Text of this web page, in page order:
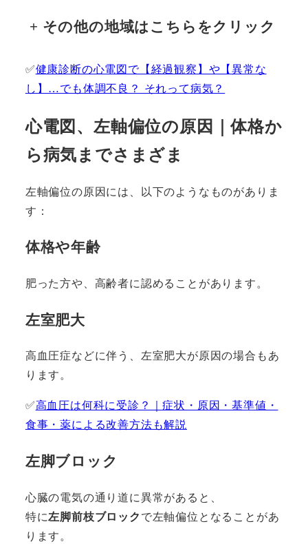
+ その他の地域はこちらをクリック
✅健康診断の心電図で【経過観察】や【異常な
し】…でも体調不良？ それって病気？
心電図、左軸偏位の原因｜体格か
ら病気までさまざま
左軸偏位の原因には、以下のようなものがありま
す：
体格や年齢
肥った方や、高齢者に認めることがあります。
左室肥大
高血圧症などに伴う、左室肥大が原因の場合もあ
ります。
✅高血圧は何科に受診？｜症状・原因・基準値・
食事・薬による改善方法も解説
左脚ブロック
心臓の電気の通り道に異常があると、
特に左脚前枝ブロック で左軸偏位となることがあ
ります。